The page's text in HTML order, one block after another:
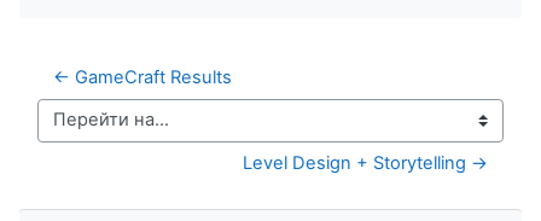
← GameCraft Results
Перейти на...
Level Design + Storytelling →